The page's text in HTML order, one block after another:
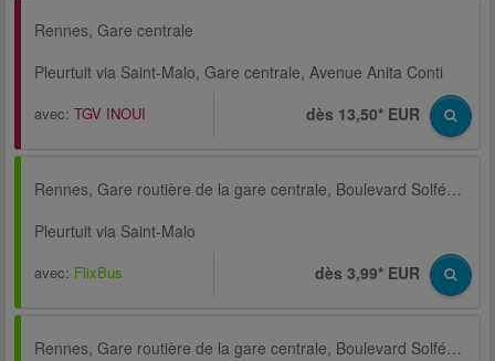
Rennes, Gare centrale
Pleurtuit via Saint-Malo, Gare centrale, Avenue Anita Conti
avec: TGV INOUI dès 13,50* EUR
Rennes, Gare routière de la gare centrale, Boulevard Solférino
Pleurtuit via Saint-Malo
avec: FlixBus dès 3,99* EUR
Rennes, Gare routière de la gare centrale, Boulevard Solférino